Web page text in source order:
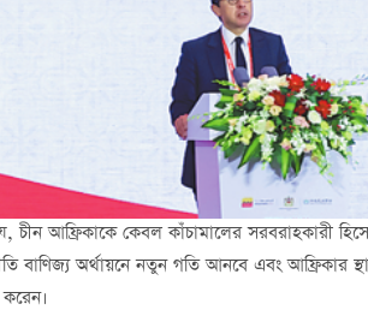
চীন আফ্রিকাকে কেবল কাঁচামালের সরবরাহকারী
বাণিজ্য অর্থায়নে নতুন গতি আনবে এবং আফ্রিকার